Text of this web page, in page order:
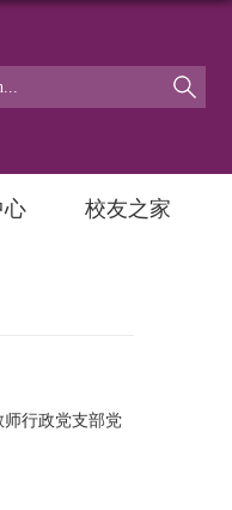
心 校友之家
行政党支部党